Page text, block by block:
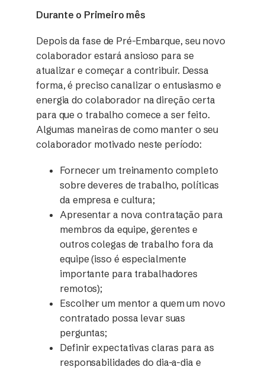
Durante o Primeiro mês
Depois da fase de Pré-Embarque, seu novo
colaborador estará ansioso para se
atualizar e começar a contribuir. Dessa
forma, é preciso canalizar o entusiasmo e
energia do colaborador na direção certa
para que o trabalho comece a ser feito.
Algumas maneiras de como manter o seu
colaborador motivado neste período:
Fornecer um treinamento completo
sobre deveres de trabalho, políticas
da empresa e cultura;
Apresentar a nova contratação para
membros da equipe, gerentes e
outros colegas de trabalho fora da
equipe (isso é especialmente
importante para trabalhadores
remotos);
Escolher um mentor a quem um novo
contratado possa levar suas
perguntas;
Definir expectativas claras para as
responsabilidades do dia-a-dia e